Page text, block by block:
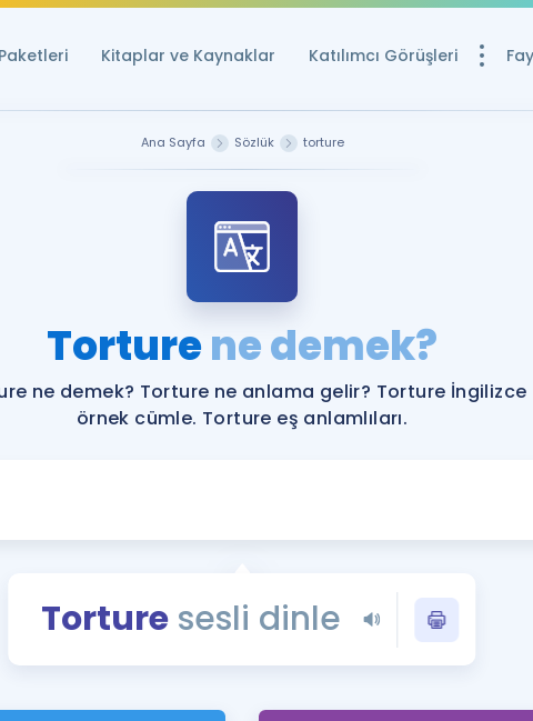
Kitaplar ve Kaynaklar Katılımcı Görüşleri
YDS ve YÖKDİL Puan
Rehberlik Aracı
YDS ve YÖKDİL'e
Tüm ÖSYM Sınavları
YDS - YÖKDİL Tüm
İngilizce Gramer
Ana Sayfa Sözlük torture
Torturene demek?
ne demek? Torture ne anlama gelir? Torture İngilizce
örnek cümle. Torture eş anlamlıları.
Torture sesli dinle